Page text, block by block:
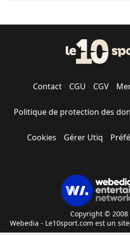
Contact CGU CGV
Politique de protection des
Cookies Gérer Utiq
Copyright © 2008
Webedia - Le10sport.com est un